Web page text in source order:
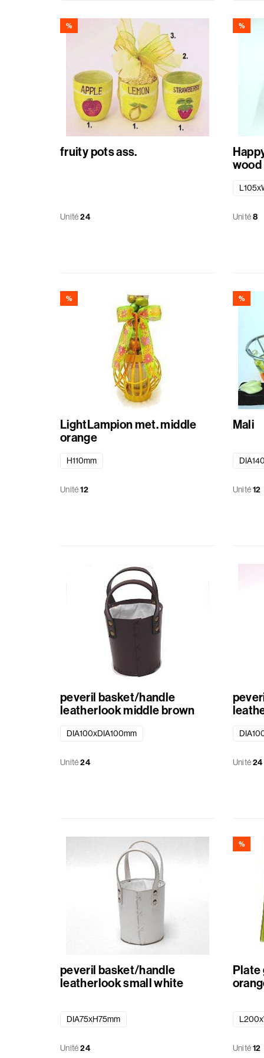
Matériaux
standard
%
fruity pots ass.
Unité24
%
wood
Unité8
%
LightLampion met. middle
orange
H110mm
Unité12
%
Mali
Unité12
peveril basket/handle
leatherlook middle brown
DIA100xDIA100mm
Unité24 Unité24
peveril basket/handle
leatherlook small white
DIA75xH75mm
Unité24
%
Plate
Unité12